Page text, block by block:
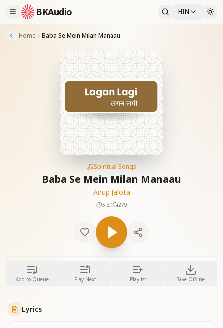
BKAudio HIN
Home Baba Se Mein Milan Manaau
Spiritual Songs
Baba Se Mein Milan Manaau
Anup Jalota
5:37 279
Add to Queue Play Next Playlist Save Offline
Lyrics